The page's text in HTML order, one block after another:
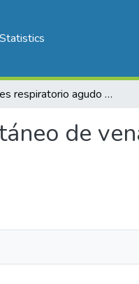
Statistics
Distres respiratorio agudo post aislamienteo percutáneo de venas pulmonares
de